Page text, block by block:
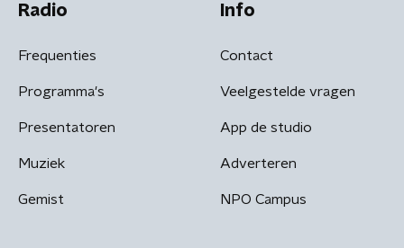
Radio
Frequenties
Programma's
Presentatoren
Muziek
Gemist
Info
Contact
Veelgestelde vragen
App de studio
Adverteren
NPO Campus